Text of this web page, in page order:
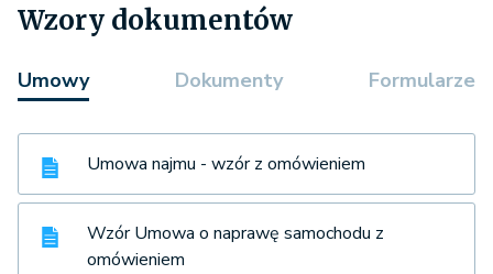
Wzory dokumentów
Umowy Dokumenty Formularze
Umowa najmu - wzór z omówieniem
Wzór Umowa o naprawę samochodu z
omówieniem